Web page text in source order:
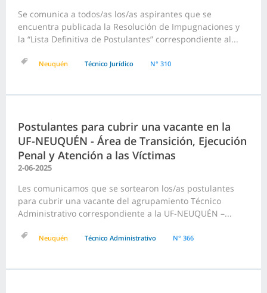
Se comunica a todos/as los/as aspirantes que se
encuentra publicada la Resolución de Impugnaciones y
la “Lista Definitiva de Postulantes” correspondiente al...
Neuquén Técnico Jurídico N° 310
Postulantes para cubrir una vacante en la
UF-NEUQUÉN - Área de Transición, Ejecución
Penal y Atención a las Víctimas
2-06-2025
Les comunicamos que se sortearon los/as postulantes
para cubrir una vacante del agrupamiento Técnico
Administrativo correspondiente a la UF-NEUQUÉN –...
Neuquén Técnico Administrativo N° 366